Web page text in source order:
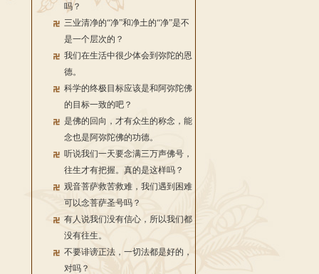
吗？
三业清净的“净”和净土的“净”是不
是一个层次的？
我们在生活中很少体会到弥陀的恩
德。
科学的终极目标应该是和阿弥陀佛
的目标一致的吧？
是佛的回向，才有众生的称念，能
念也是阿弥陀佛的功德。
听说我们一天要念满三万声佛号，
往生才有把握。真的是这样吗？
观音菩萨救苦救难，我们遇到困难
可以念菩萨圣号吗？
有人说我们没有信心，所以我们都
没有往生。
不要诽谤正法，一切法都是好的，
对吗？